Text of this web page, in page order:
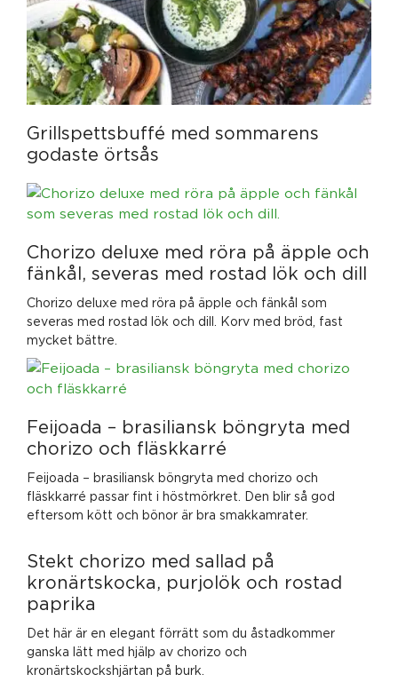
Grillspettsbuffé med sommarens
godaste örtsås
Chorizo deluxe med röra på äpple och
fänkål, severas med rostad lök och dill
Chorizo deluxe med röra på äpple och fänkål som
severas med rostad lök och dill. Korv med bröd, fast
mycket bättre.
Feijoada – brasiliansk böngryta med
chorizo och fläskkarré
Feijoada – brasiliansk böngryta med chorizo och
fläskkarré passar fint i höstmörkret. Den blir så god
eftersom kött och bönor är bra smakkamrater.
Stekt chorizo med sallad på
kronärtskocka, purjolök och rostad
paprika
Det här är en elegant förrätt som du åstadkommer
ganska lätt med hjälp av chorizo och
kronärtskockshjärtan på burk.